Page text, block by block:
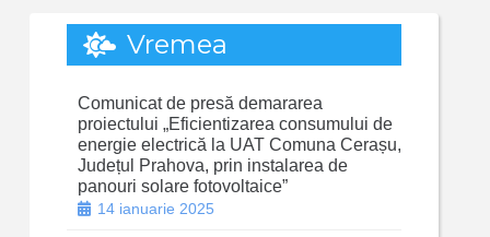
Vremea
Comunicat de presă demararea
proiectului „Eficientizarea consumului de
energie electrică la UAT Comuna Cerașu,
Județul Prahova, prin instalarea de
panouri solare fotovoltaice”
14 ianuarie 2025